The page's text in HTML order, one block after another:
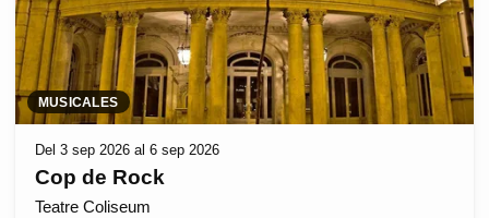
MUSICALES
Del 3 sep 2026 al 6 sep 2026
Cop de Rock
Teatre Coliseum